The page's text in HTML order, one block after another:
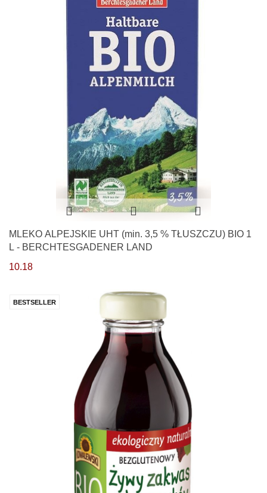
MLEKO ALPEJSKIE UHT (min. 3,5 % TŁUSZCZU) BIO 1
L - BERCHTESGADENER LAND
10.18
BESTSELLER